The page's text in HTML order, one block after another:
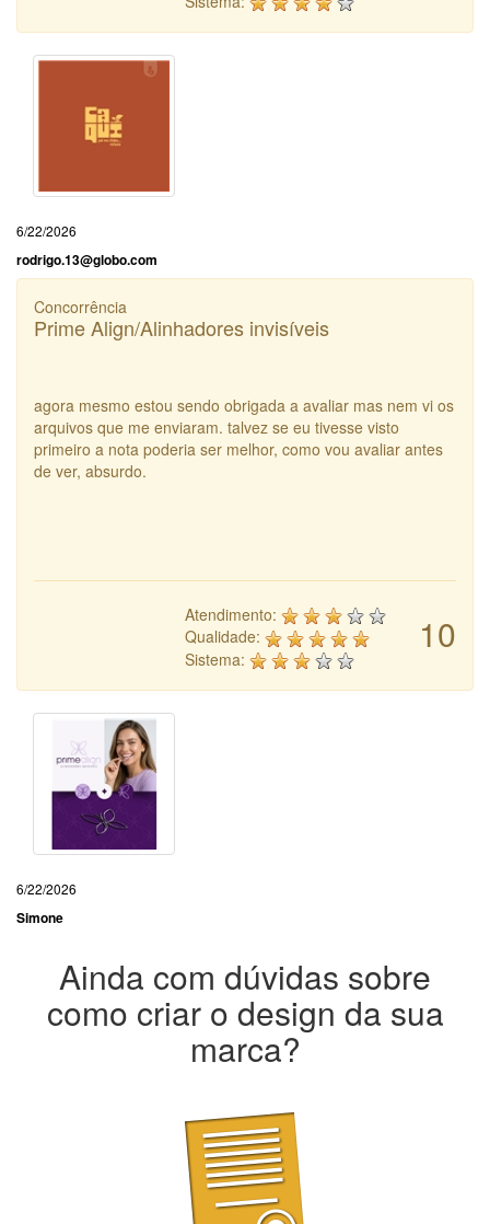
6/22/2026
rodrigo.13@globo.com
Concorrência
Prime Align/Alinhadores invisíveis
agora mesmo estou sendo obrigada a avaliar mas nem vi os
arquivos que me enviaram. talvez se eu tivesse visto
primeiro a nota poderia ser melhor, como vou avaliar antes
de ver, absurdo.
10
Atendimento:
Qualidade:
Sistema:
6/22/2026
Simone
Ainda com dúvidas sobre
como criar o design da sua
marca?